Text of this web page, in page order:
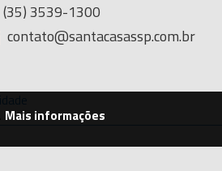
Mais informações
(35) 3539-1300
contato@santacasassp.com.br